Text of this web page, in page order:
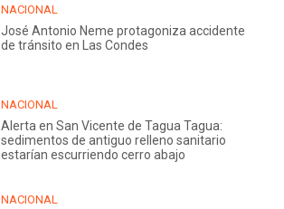
NACIONAL
José Antonio Neme protagoniza accidente
de tránsito en Las Condes
NACIONAL
Alerta en San Vicente de Tagua Tagua:
sedimentos de antiguo relleno sanitario
estarían escurriendo cerro abajo
NACIONAL